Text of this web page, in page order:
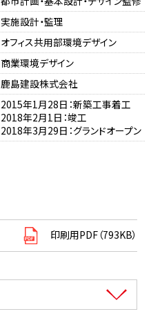
実施設計・監理
オフィス共用部環境デザイン
商業環境デザイン
鹿島建設株式会社
2015年1月28日：新築工事着工
2018年2月1日：竣工
2018年3月29日：グランドオープン
印刷用PDF（793KB）